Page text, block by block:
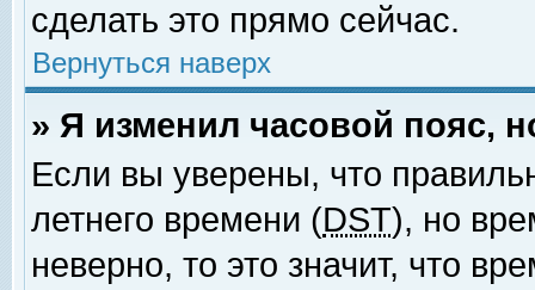
сделать это прямо сейчас.
Вернуться наверх
» Я изменил часовой пояс,
Если вы уверены, что
летнего времени (DST), но
неверно, то это значит, что